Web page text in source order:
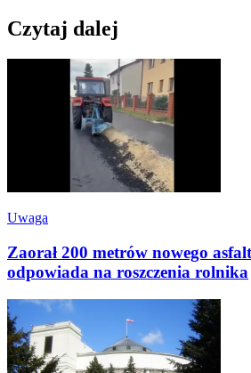
Czytaj dalej
Uwaga
Zaorał 200 metrów nowego
odpowiada na roszczenia rolnika